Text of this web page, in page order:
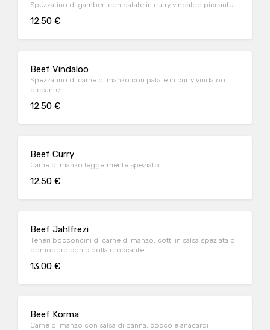
Spezzatino di gamberi con patate in curry vindaloo piccante
12.50 €
Beef Vindaloo
Spezzatino di carne di manzo con patate in curry vindaloo
piccante
12.50 €
Beef Curry
Carne di manzo leggermente speziato
12.50 €
Beef Jahlfrezi
Teneri bocconcini di carne di manzo, cotti in salsa speziata di
pomodoro con cipolla croccante
13.00 €
Beef Korma
Carne di manzo con salsa di panna, cocco e anacardi